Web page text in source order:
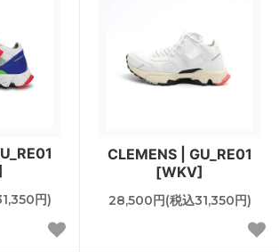
円)
CLEMENS | GU_RE01
[WKV]
28,500円(税込31,350円)